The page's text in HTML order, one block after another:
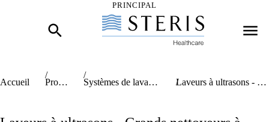
PRINCIPAL
Accueil
Produits Systèmes de lavage et de décontamination Laveurs à ultrasons - Grands nettoyeurs à ultrasons